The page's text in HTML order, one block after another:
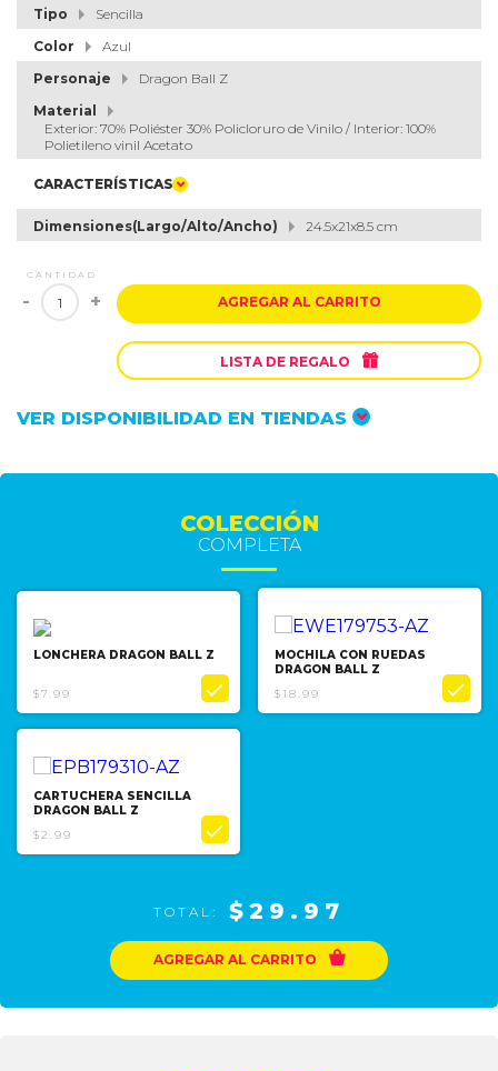
Tipo
Sencilla
Color
Azul
Personaje
Dragon Ball Z
Material
Exterior: 70% Poliéster 30% Policloruro de Vinilo / Interior: 100%
Polietileno vinil Acetato
CARACTERÍSTICAS
Dimensiones(Largo/Alto/Ancho) 24.5x21x8.5 cm
CANTIDAD
- + AGREGAR AL CARRITO
LISTA DE REGALO 
VER DISPONIBILIDAD EN TIENDAS
LONCHERA DRAGON BALL Z
$7.99 
MOCHILA CON RUEDAS
DRAGON BALL Z
$18.99

CARTUCHERA SENCILLA
DRAGON BALL Z
$2.99

COLECCIÓN
COMPLETA
TOTAL: $29.97
AGREGAR AL CARRITO 